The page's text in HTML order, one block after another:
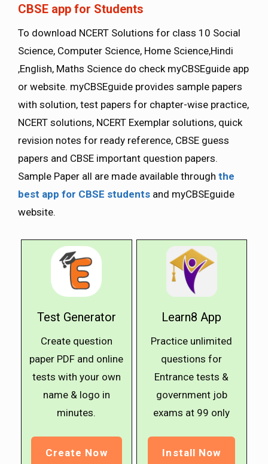
CBSE app for Students
To download NCERT Solutions for class 10 Social
Science, Computer Science, Home Science,Hindi
,English, Maths Science do check myCBSEguide app
or website. myCBSEguide provides sample papers
with solution, test papers for chapter-wise practice,
NCERT solutions, NCERT Exemplar solutions, quick
revision notes for ready reference, CBSE guess
papers and CBSE important question papers.
Sample Paper all are made available through the
best app for CBSE students and myCBSEguide
website.
Test Generator
Create question
paper PDF and online
tests with your own
name & logo in
minutes.
Create Now
Learn8 App
Practice unlimited
questions for
Entrance tests &
government job
exams at ₹99 only
Install Now